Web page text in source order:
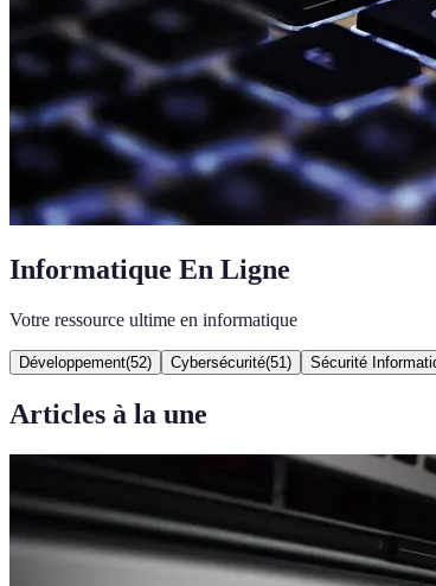
Informatique En Ligne
Votre ressource ultime en informatique
Développement(52) Cybersécurité(51 ) Sécurité
Articles à la une